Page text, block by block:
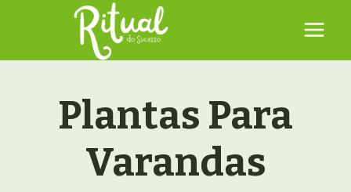
Plantas Para
Varandas